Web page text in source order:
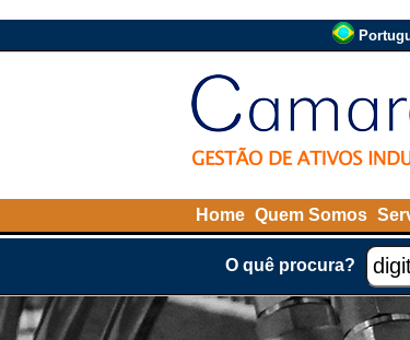
Home Quem Somos
O quê procura?